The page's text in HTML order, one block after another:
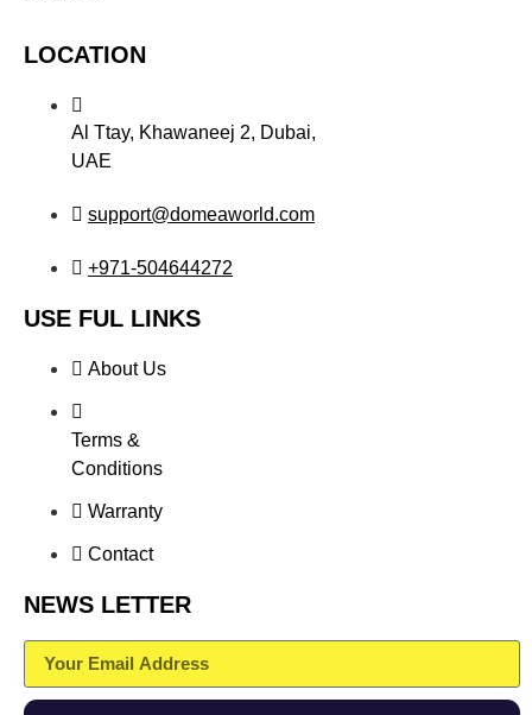
LOCATION
Al Ttay, Khawaneej 2, Dubai,
UAE
support@domeaworld.com
+971-504644272
USE FUL LINKS
About Us
Terms &
Conditions
Warranty
Contact
NEWS LETTER